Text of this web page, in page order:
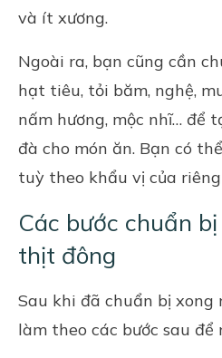
và ít xương.
Ngoài ra, bạn cũng cần
hạt tiêu, tỏi băm, nghệ,
nấm hương, mộc nhĩ… để
đà cho món ăn. Bạn có
tuỳ theo khẩu vị của
Các bước chuẩn
thịt đông
Sau khi đã chuẩn bị xong
làm theo các bước sau